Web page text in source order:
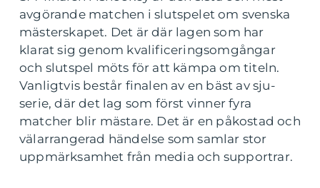
avgörande matchen i slutspelet om svenska
mästerskapet. Det är där lagen som har
klarat sig genom kvalificeringsomgångar
och slutspel möts för att kämpa om titeln.
Vanligtvis består finalen av en bäst av sju-
serie, där det lag som först vinner fyra
matcher blir mästare. Det är en påkostad och
välarrangerad händelse som samlar stor
uppmärksamhet från media och supportrar.